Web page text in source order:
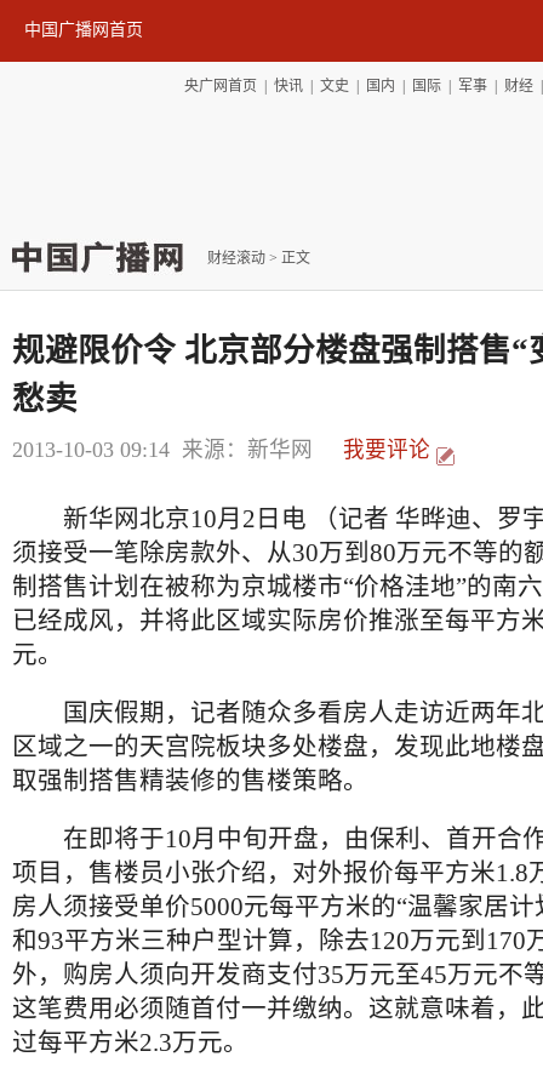
中国广播网首页
央广网首页 快讯| 文史 国内 国际| 军事| 财经
财经滚动 > 正文
规避限价令 北京部分楼盘强制搭售“
愁卖
2013-10-03 09:14 来源：新华网 我要评论
新华网北京10月2日电 （记者 华晔迪、罗
须接受一笔除房款外、从30万到80万元不等的
制搭售计划在被称为京城楼市“价格洼地”的南
已经成风，并将此区域实际房价推涨至每平方
元。
国庆假期，记者随众多看房人走访近两年
区域之一的天宫院板块多处楼盘，发现此地楼
取强制搭售精装修的售楼策略。
在即将于10月中旬开盘，由保利、首开合
项目，售楼员小张介绍，对外报价每平方米1.8
房人须接受单价5000元每平方米的“温馨家居计
和93平方米三种户型计算，除去120万元到170
外，购房人须向开发商支付35万元至45万元不
这笔费用必须随首付一并缴纳。这就意味着，
过每平方米2.3万元。